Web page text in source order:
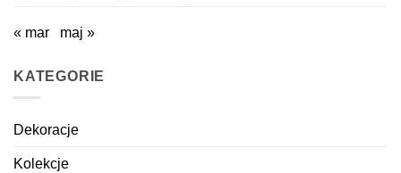
« mar maj »
KATEGORIE
Dekoracje
Kolekcje